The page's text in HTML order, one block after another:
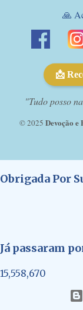
🙏
📩
"Tudo posso
© 2025 Devoção
Obrigada Por
Já passaram
15,558,670